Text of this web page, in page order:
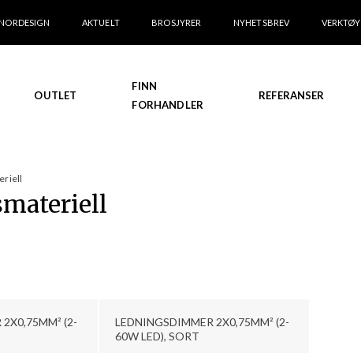
AKTUELT BROSJYRER NYHETSBREV VERKTØY
OUTLET
FINN
FORHANDLER
REFERANSER
(2-
LEDNINGSDIMMER 2X0,75MM² (2-
60W LED), SORT